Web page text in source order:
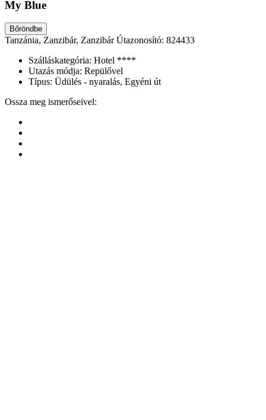
My Blue
Bőröndbe
Tanzánia, Zanzibár, Zanzibár Útazonosító: 824433
Szálláskategória: Hotel ****
Utazás módja: Repülővel
Típus: Üdülés - nyaralás, Egyéni út
Ossza meg ismerőseivel: